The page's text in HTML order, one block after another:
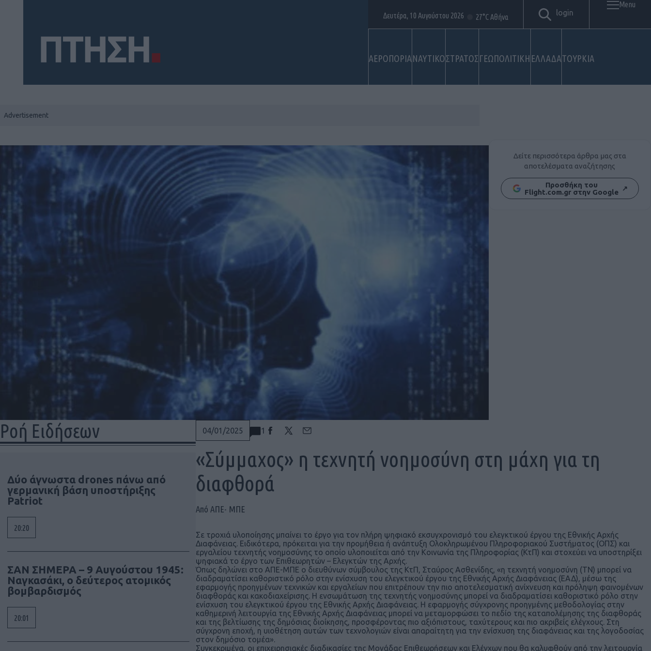
ΑΕΡΟΠΟΡΙΑΝΑΥΤΙΚΟΣΤΡΑΤΟΣΓΕΩΠΟΛΙΤΙΚΗ ΕΛΛΑΔΑΤΟΥΡΚΙΑ
Δευτέρα, 10 Αυγούστου 2026 27°C Αθήνα login
Menu
Ροή Ειδήσεων
Δύο άγνωστα drones πάνω από
γερμανική βάση υποστήριξης
Patriot
20:20
ΣΑΝ ΣΗΜΕΡΑ – 9 Αυγούστου 1945:
Ναγκασάκι, ο δεύτερος ατομικός
βομβαρδισμός
20:01
Δείτε περισσότερα άρθρα μας στα
αποτελέσματα αναζήτησης
Προσθήκη του
Flight.com.gr στην Google ↗
04/01/2025 1
«Σύμμαχος» η τεχνητή νοημοσύνη στη μάχη για τη
διαφθορά
Από ΑΠΕ- ΜΠΕ
Σε τροχιά υλοποίησης μπαίνει το έργο για τον πλήρη ψηφιακό εκσυγχρονισμό του ελεγκτικού έργου της Εθνικής Αρχής
Διαφάνειας. Ειδικότερα, πρόκειται για την προμήθεια ή ανάπτυξη Ολοκληρωμένου Πληροφοριακού Συστήματος (ΟΠΣ) και
εργαλείου τεχνητής νοημοσύνης το οποίο υλοποιείται από την Κοινωνία της Πληροφορίας (ΚτΠ) και στοχεύει να υποστηρίξει
ψηφιακά το έργο των Επιθεωρητών – Ελεγκτών της Αρχής.
Όπως δηλώνει στο ΑΠΕ-ΜΠΕ ο διευθύνων σύμβουλος της ΚτΠ, Σταύρος Ασθενίδης, «η τεχνητή νοημοσύνη (ΤΝ) μπορεί να
διαδραματίσει καθοριστικό ρόλο στην ενίσχυση του ελεγκτικού έργου της Εθνικής Αρχής Διαφάνειας (ΕΑΔ), μέσω της
εφαρμογής προηγμένων τεχνικών και εργαλείων που επιτρέπουν την πιο αποτελεσματική ανίχνευση και πρόληψη φαινομένων
διαφθοράς και κακοδιαχείρισης. Η ενσωμάτωση της τεχνητής νοημοσύνης μπορεί να διαδραματίσει καθοριστικό ρόλο στην
ενίσχυση του ελεγκτικού έργου της Εθνικής Αρχής Διαφάνειας. Η εφαρμογής σύγχρονης προηγμένης μεθοδολογίας στην
καθημερινή λειτουργία της Εθνικής Αρχής Διαφάνειας μπορεί να μεταμορφώσει το πεδίο της καταπολέμησης της διαφθοράς
και της βελτίωσης της δημόσιας διοίκησης, προσφέροντας πιο αξιόπιστους, ταχύτερους και πιο ακριβείς ελέγχους. Στη
σύγχρονη εποχή, η υιοθέτηση αυτών των τεχνολογιών είναι απαραίτητη για την ενίσχυση της διαφάνειας και της λογοδοσίας
στον δημόσιο τομέα».
Συγκεκριμένα, οι επιχειρησιακές διαδικασίες της Μονάδας Επιθεωρήσεων και Ελέγχων που θα καλυφθούν από την λειτουργία